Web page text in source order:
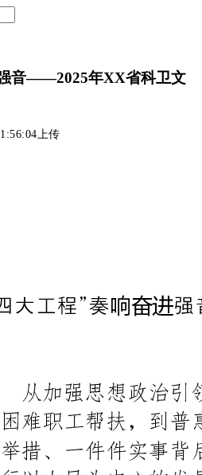
音——2025年XX省科卫文
上传